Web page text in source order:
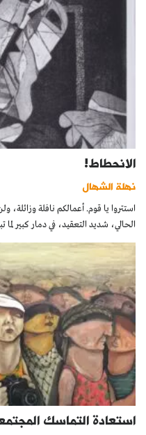
الانحطاط!
نهلة الشهال
استتروا يا قوم. أعمالكم نافلة
الحالي، شديد التعقيد، في دمار كبير
استعادة التماسك